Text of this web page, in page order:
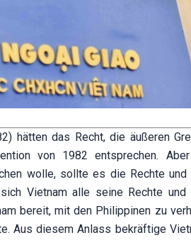
hätten das Recht, die äußeren
von 1982 entsprechen.
wolle, sollte es die Rechte
Vietnam alle seine Rechte und
bereit, mit den Philippinen zu
Aus diesem Anlass bekräftige